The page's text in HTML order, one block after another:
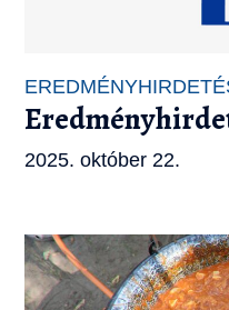
2025. október 22.